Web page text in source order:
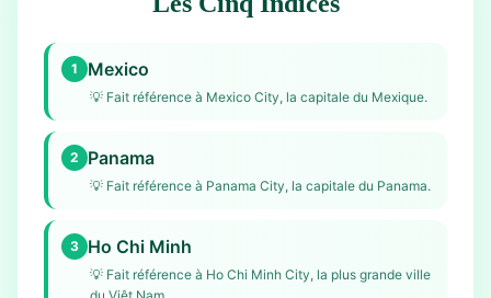
1 Mexico
💡 Fait référence à Mexico City, la capitale du Mexique.
2 Panama
💡 Fait référence à Panama City, la capitale du Panama.
3 Ho Chi Minh
💡 Fait référence à Ho Chi Minh City, la plus grande ville